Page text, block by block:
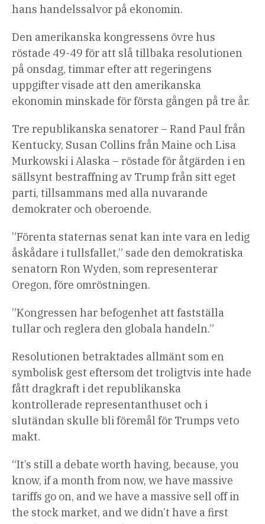
hans handelssalvor på ekonomin.
Den amerikanska kongressens övre hus
röstade 49-49 för att slå tillbaka resolutionen
på onsdag, timmar efter att regeringens
uppgifter visade att den amerikanska
ekonomin minskade för första gången på tre år.
Tre republikanska senatorer – Rand Paul från
Kentucky, Susan Collins från Maine och Lisa
Murkowski i Alaska – röstade för åtgärden i en
sällsynt bestraffning av Trump från sitt eget
parti, tillsammans med alla nuvarande
demokrater och oberoende.
”Förenta staternas senat kan inte vara en ledig
åskådare i tullsfallet,” sade den demokratiska
senatorn Ron Wyden, som representerar
Oregon, före omröstningen.
”Kongressen har befogenhet att fastställa
tullar och reglera den globala handeln.”
Resolutionen betraktades allmänt som en
symbolisk gest eftersom det troligtvis inte hade
fått dragkraft i det republikanska
kontrollerade representanthuset och i
slutändan skulle bli föremål för Trumps veto
makt.
“It’s still a debate worth having, because, you
know, if a month from now, we have massive
tariffs go on, and we have a massive sell off in
the stock market, and we didn’t have a first